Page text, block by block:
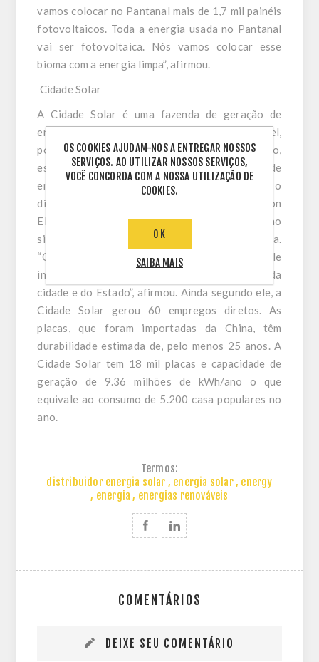
vamos colocar no Pantanal mais de 1,7 mil painéis
fotovoltaicos. Toda a energia usada no Pantanal
vai ser fotovoltaica. Nós vamos colocar esse
bioma com a energia limpa”, afirmou.
Cidade Solar
A Cidade Solar é uma fazenda de geração de
energia com 14 hectares e 120 cliente como hotel,
pousada, pizzaria, restaurante, supermercado,
escritório de advocacia, canal de TV e empresa de
engarrafamento de gás GLP. De acordo com o
diretor-presidente da Solar Energy, Hewerton
Elias Martins, a energia gerada é inserida no
sistema e o cliente pode abater o valor na conta.
“O dinheiro que o empresário economiza, ele
investe no negócio e movimenta a economia da
cidade e do Estado”, afirmou. Ainda segundo ele, a
Cidade Solar gerou 60 empregos diretos. As
placas, que foram importadas da China, têm
durabilidade estimada de, pelo menos 25 anos. A
Cidade Solar tem 18 mil placas e capacidade de
geração de 9.36 milhões de kWh/ano o que
equivale ao consumo de 5.200 casa populares no
ano.
Termos:
distribuidor energia solar , energia solar, energy
, energia , energias renováveis
COMENTÁRIOS
DEIXE SEU COMENTÁRIO
OS COOKIES AJUDAM-NOS A ENTREGAR NOSSOS
SERVIÇOS. AO UTILIZAR NOSSOS SERVIÇOS,
VOCÊ CONCORDA COM A NOSSA UTILIZAÇÃO DE
COOKIES.
OK
SAIBA MAIS